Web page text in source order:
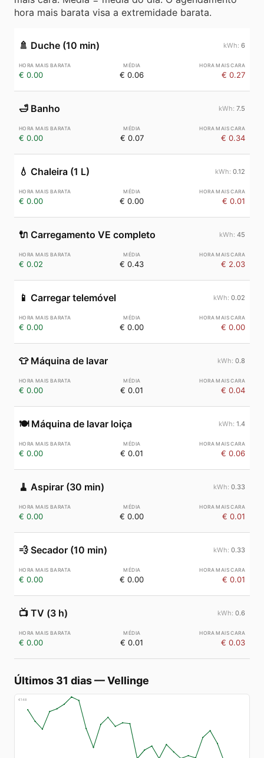
hora mais barata visa a extremidade barata.
🚿 Duche (10 min) 6
€ 0.00 € 0.06 € 0.27
🛁 Banho 7.5
€ 0.00 € 0.07 € 0.34
💧 Chaleira (1 L) 0.12
€ 0.00 € 0.00 € 0.01
🔌 Carregamento VE completo 45
€ 0.02 € 0.43 € 2.03
📱 Carregar telemóvel 0.02
€ 0.00 € 0.00 € 0.00
👕 Máquina de lavar 0.8
€ 0.00 € 0.01 € 0.04
🍽️ Máquina de lavar loiça 1.4
€ 0.00 € 0.01 € 0.06
🧹 Aspirar (30 min) 0.33
€ 0.00 € 0.00 € 0.01
💨 Secador (10 min) 0.33
€ 0.00 € 0.00 € 0.01
📺 TV (3 h) 0.6
€ 0.00 € 0.01 € 0.03
Últimos 31 dias—Vellinge
€148